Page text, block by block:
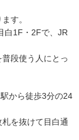
す。
白1F・2Fで、JR
段使う人にとっ
から徒歩3分の24
を抜けて目白通